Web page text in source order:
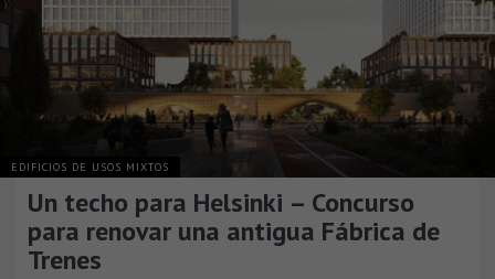
EDIFICIOS DE USOS MIXTOS
Un techo para Helsinki – Concurso
para renovar una antigua Fábrica de
Trenes